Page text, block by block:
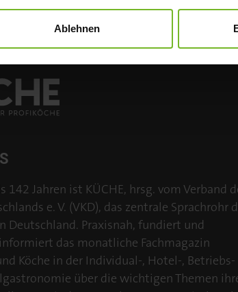
Ablehnen
142 Jahren ist KÜCHE, hrsg. vom Verband
e. V. (VKD), das zentrale Sprachrohr
Deutschland. Praxisnah, fundiert und
das monatliche Fachmagazin
Köche in der Individual-, Hotel-, Betriebs-
über die wichtigen Themen